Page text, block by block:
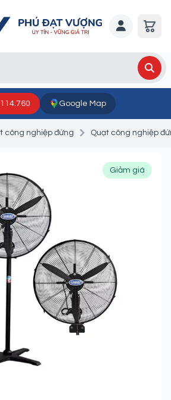
Google Map
công nghiệp đứng Quạt công nghiệp
Giảm giá